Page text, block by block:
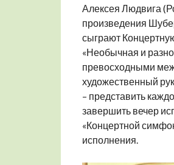
Алексея Людвига
произведения
сыграют
«Необычная и
превосходными
художественный
– представить
завершить вечер
«Концертной
исполнения.